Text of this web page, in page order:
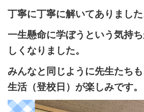
丁寧に丁寧に解いてありました
一生懸命に学ぼうという気持
しくなりました。
みんなと同じように先生たち
生活（登校日）が楽しみです。